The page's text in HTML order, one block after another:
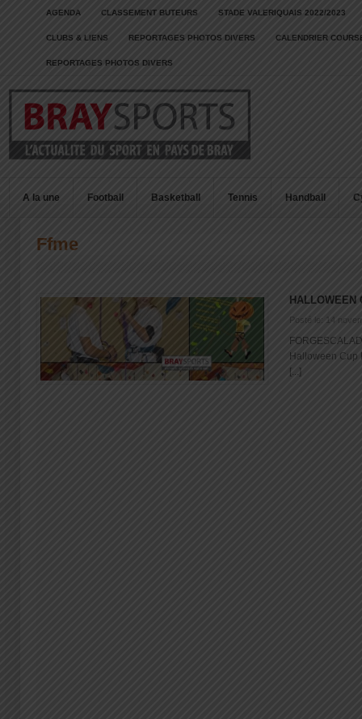
AGENDA CLASSEMENT BUTEURS STADE VALERIQUAIS 2022/2023
CLUBS & LIENS REPORTAGES PHOTOS DIVERS CALENDRIER
REPORTAGES PHOTOS DIVERS
A la une Football Basketball Tennis Handball
Ffme
HALLOWEEN
Posté le: 14
Halloween Cup
[...]